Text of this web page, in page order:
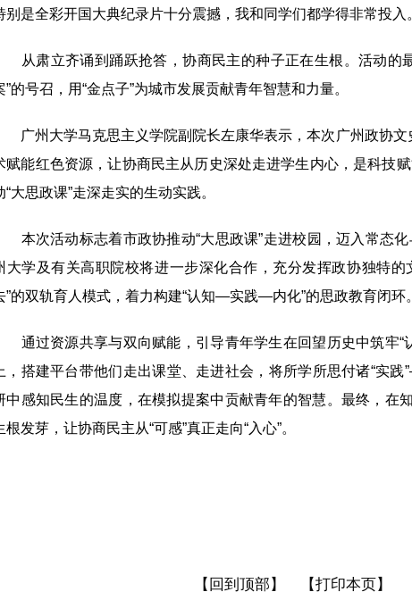
别是全彩开国大典纪录片十分震撼，我和同学们都学得非常投入
从肃立齐诵到踊跃抢答，协商民主的种子正在生根。活动的
”的号召，用“金点子”为城市发展贡献青年智慧和力量。
广州大学马克思主义学院副院长左康华表示，本次广州政协文
赋能红色资源，让协商民主从历史深处走进学生内心，是科技
“大思政课”走深走实的生动实践。
本次活动标志着市政协推动“大思政课”走进校园，迈入常态
大学及有关高职院校将进一步深化合作，充分发挥政协独特
”的双轨育人模式，着力构建“认知—实践—内化”的思政教育闭环
通过资源共享与双向赋能，引导青年学生在回望历史中筑牢“
上，搭建平台带他们走出课堂、走进社会，将所学所思付诸“实
中感知民生的温度，在模拟提案中贡献青年的智慧。最终，在
根发芽，让协商民主从“可感”真正走向“入心”。
【回到顶部】 【打印本页】